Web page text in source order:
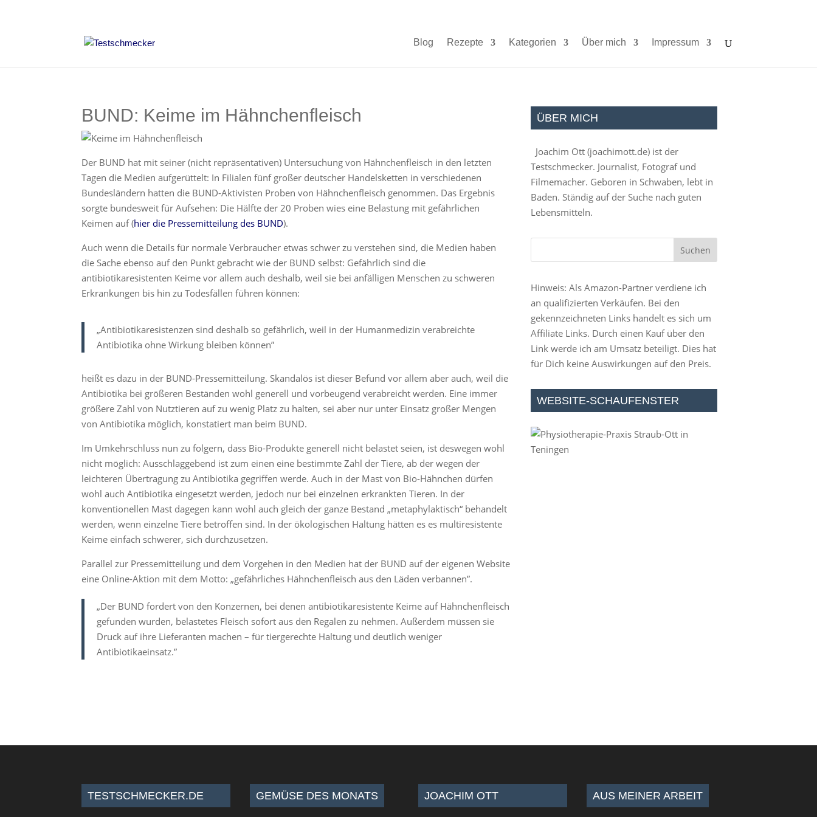
Blog Rezepte Kategorien Über mich Impressum
BUND: Keime im Hähnchenfleisch
Der BUND hat mit seiner (nicht repräsentativen) Untersuchung von Hähnchenfleisch in den letzten
Tagen die Medien aufgerüttelt: In Filialen fünf großer deutscher Handelsketten in verschiedenen
Bundesländern hatten die BUND-Aktivisten Proben von Hähnchenfleisch genommen. Das Ergebnis
sorgte bundesweit für Aufsehen: Die Hälfte der 20 Proben wies eine Belastung mit gefährlichen
Keimen auf (hier die Pressemitteilung des BUND).
Auch wenn die Details für normale Verbraucher etwas schwer zu verstehen sind, die Medien haben
die Sache ebenso auf den Punkt gebracht wie der BUND selbst: Gefährlich sind die
antibiotikaresistenten Keime vor allem auch deshalb, weil sie bei anfälligen Menschen zu schweren
Erkrankungen bis hin zu Todesfällen führen können:
„Antibiotikaresistenzen sind deshalb so gefährlich, weil in der Humanmedizin verabreichte
Antibiotika ohne Wirkung bleiben können”
heißt es dazu in der BUND-Pressemitteilung. Skandalös ist dieser Befund vor allem aber auch, weil die
Antibiotika bei größeren Beständen wohl generell und vorbeugend verabreicht werden. Eine immer
größere Zahl von Nutztieren auf zu wenig Platz zu halten, sei aber nur unter Einsatz großer Mengen
von Antibiotika möglich, konstatiert man beim BUND.
Im Umkehrschluss nun zu folgern, dass Bio-Produkte generell nicht belastet seien, ist deswegen wohl
nicht möglich: Ausschlaggebend ist zum einen eine bestimmte Zahl der Tiere, ab der wegen der
leichteren Übertragung zu Antibiotika gegriffen werde. Auch in der Mast von Bio-Hähnchen dürfen
wohl auch Antibiotika eingesetzt werden, jedoch nur bei einzelnen erkrankten Tieren. In der
konventionellen Mast dagegen kann wohl auch gleich der ganze Bestand „metaphylaktisch“ behandelt
werden, wenn einzelne Tiere betroffen sind. In der ökologischen Haltung hätten es es multiresistente
Keime einfach schwerer, sich durchzusetzen.
Parallel zur Pressemitteilung und dem Vorgehen in den Medien hat der BUND auf der eigenen Website
eine Online-Aktion mit dem Motto: „gefährliches Hähnchenfleisch aus den Läden verbannen”.
„Der BUND fordert von den Konzernen, bei denen antibiotikaresistente Keime auf Hähnchenfleisch
gefunden wurden, belastetes Fleisch sofort aus den Regalen zu nehmen. Außerdem müssen sie
Druck auf ihre Lieferanten machen – für tiergerechte Haltung und deutlich weniger
Antibiotikaeinsatz.”
ÜBER MICH
Joachim Ott (joachimott.de) ist der
Testschmecker. Journalist, Fotograf und
Filmemacher. Geboren in Schwaben, lebt in
Baden. Ständig auf der Suche nach guten
Lebensmitteln.
Hinweis: Als Amazon-Partner verdiene ich
an qualifizierten Verkäufen. Bei den
gekennzeichneten Links handelt es sich um
Affiliate Links. Durch einen Kauf über den
Link werde ich am Umsatz beteiligt. Dies hat
für Dich keine Auswirkungen auf den Preis.
WEBSITE-SCHAUFENSTER
TESTSCHMECKER.DE GEMÜSE DES MONATS JOACHIM OTT AUS MEINER ARBEIT